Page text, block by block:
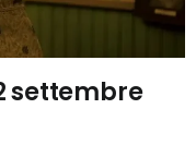
settembre